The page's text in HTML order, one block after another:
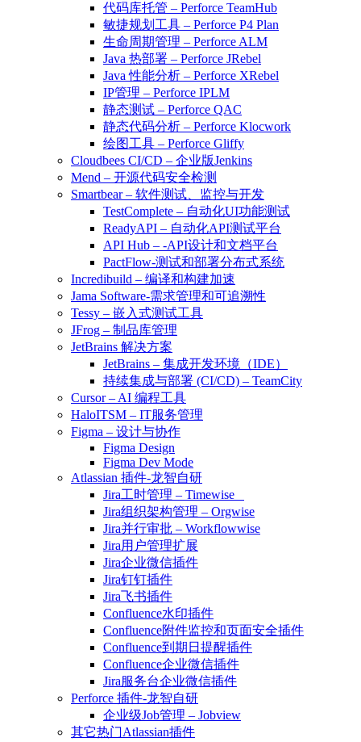
代码库托管 – Perforce TeamHub
敏捷规划工具 – Perforce P4 Plan
生命周期管理 – Perforce ALM
Java 热部署 – Perforce JRebel
Java 性能分析 – Perforce XRebel
IP管理 – Perforce IPLM
静态测试 – Perforce QAC
静态代码分析 – Perforce Klocwork
绘图工具 – Perforce Gliffy
Cloudbees CI/CD – 企业版Jenkins
Mend – 开源代码安全检测
Smartbear – 软件测试、监控与开发
TestComplete – 自动化UI功能测试
ReadyAPI – 自动化API测试平台
API Hub – -API设计和文档平台
PactFlow-测试和部署分布式系统
Incredibuild – 编译和构建加速
Jama Software-需求管理和可追溯性
Tessy – 嵌入式测试工具
JFrog – 制品库管理
JetBrains 解决方案
JetBrains – 集成开发环境（IDE）
持续集成与部署 (CI/CD) – TeamCity
Cursor – AI 编程工具
HaloITSM – IT服务管理
Figma – 设计与协作
Figma Design
Figma Dev Mode
Atlassian 插件-龙智自研
Jira工时管理 – Timewise
Jira组织架构管理 – Orgwise
Jira并行审批 – Workflowwise
Jira用户管理扩展
Jira企业微信插件
Jira钉钉插件
Jira飞书插件
Confluence水印插件
Confluence附件监控和页面安全插件
Confluence到期日提醒插件
Confluence企业微信插件
Jira服务台企业微信插件
Perforce 插件-龙智自研
企业级Job管理 – Jobview
其它热门Atlassian插件